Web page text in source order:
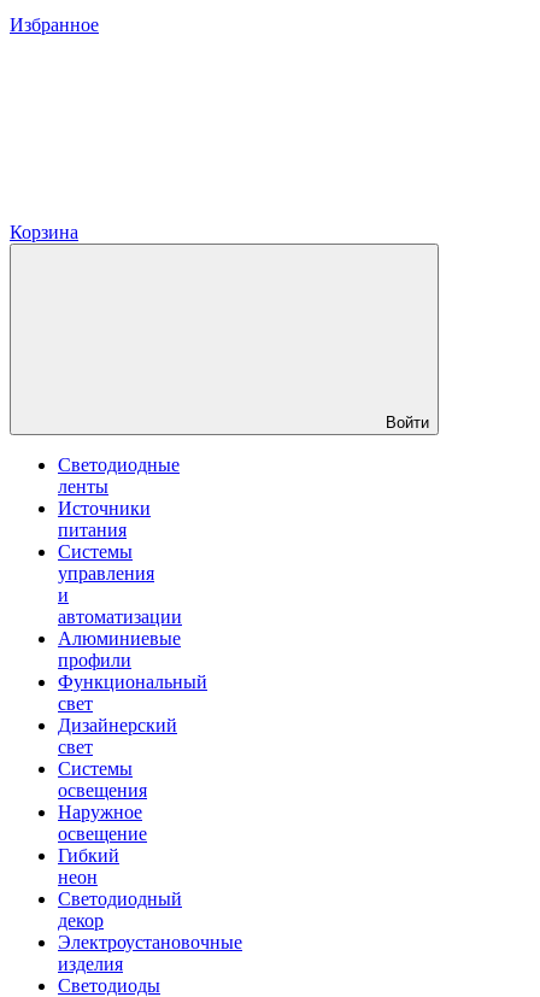
Избранное
Корзина
Войти
Светодиодные
ленты
Источники
питания
Системы
управления
и
автоматизации
Алюминиевые
профили
Функциональный
свет
Дизайнерский
свет
Системы
освещения
Наружное
освещение
Гибкий
неон
Светодиодный
декор
Электроустановочные
изделия
Светодиоды